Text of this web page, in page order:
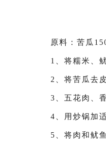
原料：苦瓜
1、将糯米、
2、将苦瓜去
3、五花肉、
4、用炒锅加
5、将肉和鱿